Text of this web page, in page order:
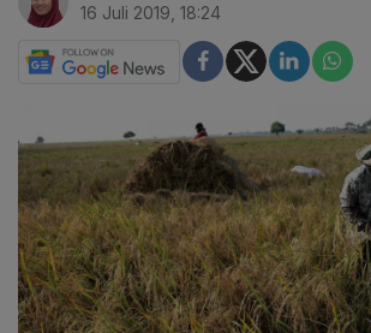
16 Juli 2019, 18:24